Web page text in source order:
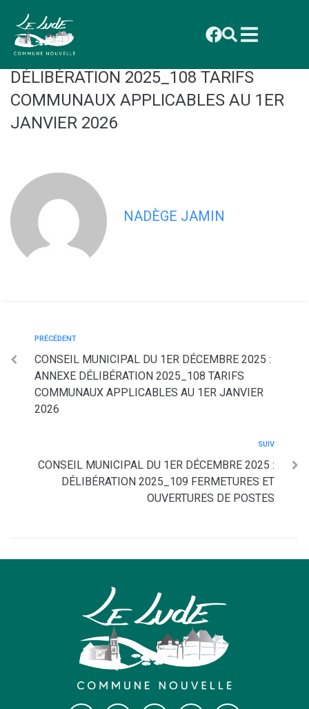
principal
CONSEIL MUNICIPAL DU 1ER
DÉCEMBRE 2025 : ANNEXE
DÉLIBÉRATION 2025_108 TARIFS
COMMUNAUX APPLICABLES AU 1ER
JANVIER 2026
NADÈGE JAMIN
PRÉCÉDENT
CONSEIL MUNICIPAL DU 1ER DÉCEMBRE 2025 :
ANNEXE DÉLIBÉRATION 2025_108 TARIFS
COMMUNAUX APPLICABLES AU 1ER JANVIER
2026
SUIV
CONSEIL MUNICIPAL DU 1ER DÉCEMBRE 2025 :
DÉLIBÉRATION 2025_109 FERMETURES ET
OUVERTURES DE POSTES